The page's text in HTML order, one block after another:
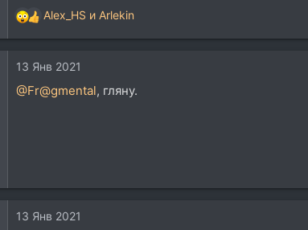
Р
е
к
ц
и
Alex_HS и Arlekin
13 Янв 2021
@Fr@gmental, гляну.
13 Янв 2021